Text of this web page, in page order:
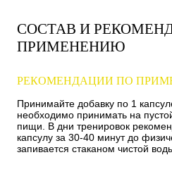
СОСТАВ И
ПРИМЕНЕНИЮ
РЕКОМЕНДАЦИИ ПО
Принимайте добавку по 1
необходимо принимать на
пищи. В дни тренировок
капсулу за 30-40 минут до
запивается стаканом чистой